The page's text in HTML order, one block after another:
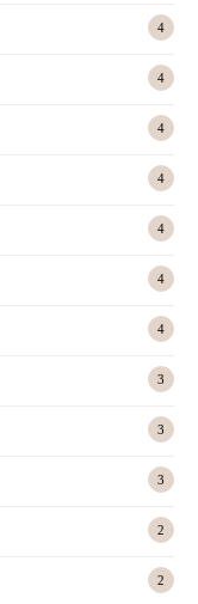
4
4
4
4
4
4
4
3
3
3
2
2